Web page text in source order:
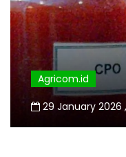
Agricom.id
29 January 2026 ,